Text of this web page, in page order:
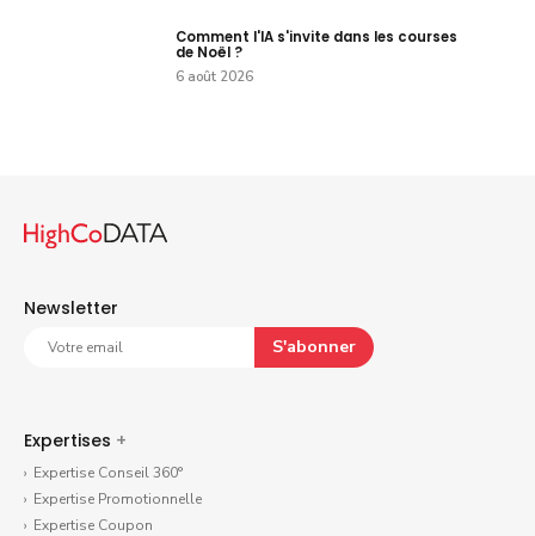
Comment l'IA s'invite dans les courses
de Noël ?
6 août 2026
Newsletter
S'abonner
Expertises +
Expertise Conseil 360°
Expertise Promotionnelle
Expertise Coupon